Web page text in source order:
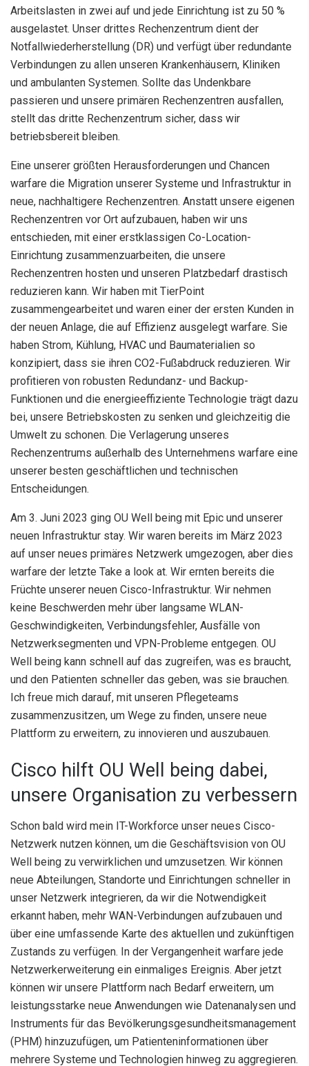
Arbeitslasten in zwei auf und jede Einrichtung ist zu 50 %
ausgelastet. Unser drittes Rechenzentrum dient der
Notfallwiederherstellung (DR) und verfügt über redundante
Verbindungen zu allen unseren Krankenhäusern, Kliniken
und ambulanten Systemen. Sollte das Undenkbare
passieren und unsere primären Rechenzentren ausfallen,
stellt das dritte Rechenzentrum sicher, dass wir
betriebsbereit bleiben.
Eine unserer größten Herausforderungen und Chancen
warfare die Migration unserer Systeme und Infrastruktur in
neue, nachhaltigere Rechenzentren. Anstatt unsere eigenen
Rechenzentren vor Ort aufzubauen, haben wir uns
entschieden, mit einer erstklassigen Co-Location-
Einrichtung zusammenzuarbeiten, die unsere
Rechenzentren hosten und unseren Platzbedarf drastisch
reduzieren kann. Wir haben mit TierPoint
zusammengearbeitet und waren einer der ersten Kunden in
der neuen Anlage, die auf Effizienz ausgelegt warfare. Sie
haben Strom, Kühlung, HVAC und Baumaterialien so
konzipiert, dass sie ihren CO2-Fußabdruck reduzieren. Wir
profitieren von robusten Redundanz- und Backup-
Funktionen und die energieeffiziente Technologie trägt dazu
bei, unsere Betriebskosten zu senken und gleichzeitig die
Umwelt zu schonen. Die Verlagerung unseres
Rechenzentrums außerhalb des Unternehmens warfare eine
unserer besten geschäftlichen und technischen
Entscheidungen.
Am 3. Juni 2023 ging OU Well being mit Epic und unserer
neuen Infrastruktur stay. Wir waren bereits im März 2023
auf unser neues primäres Netzwerk umgezogen, aber dies
warfare der letzte Take a look at. Wir ernten bereits die
Früchte unserer neuen Cisco-Infrastruktur. Wir nehmen
keine Beschwerden mehr über langsame WLAN-
Geschwindigkeiten, Verbindungsfehler, Ausfälle von
Netzwerksegmenten und VPN-Probleme entgegen. OU
Well being kann schnell auf das zugreifen, was es braucht,
und den Patienten schneller das geben, was sie brauchen.
Ich freue mich darauf, mit unseren Pflegeteams
zusammenzusitzen, um Wege zu finden, unsere neue
Plattform zu erweitern, zu innovieren und auszubauen.
Cisco hilft OU Well being dabei,
unsere Organisation zu verbessern
Schon bald wird mein IT-Workforce unser neues Cisco-
Netzwerk nutzen können, um die Geschäftsvision von OU
Well being zu verwirklichen und umzusetzen. Wir können
neue Abteilungen, Standorte und Einrichtungen schneller in
unser Netzwerk integrieren, da wir die Notwendigkeit
erkannt haben, mehr WAN-Verbindungen aufzubauen und
über eine umfassende Karte des aktuellen und zukünftigen
Zustands zu verfügen. In der Vergangenheit warfare jede
Netzwerkerweiterung ein einmaliges Ereignis. Aber jetzt
können wir unsere Plattform nach Bedarf erweitern, um
leistungsstarke neue Anwendungen wie Datenanalysen und
Instruments für das Bevölkerungsgesundheitsmanagement
(PHM) hinzuzufügen, um Patienteninformationen über
mehrere Systeme und Technologien hinweg zu aggregieren.